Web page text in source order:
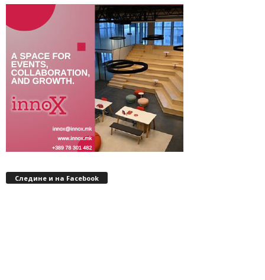
Следине и на Facebook